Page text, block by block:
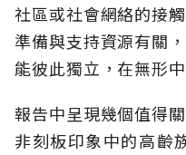
社區或社會網絡的接
準備與支持資源有關
能彼此獨立，在無形
報告中呈現幾個值得
非刻板印象中的高齡